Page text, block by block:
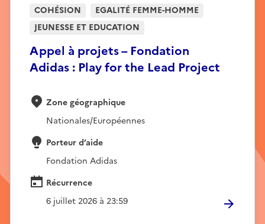
Appel à projets – Fondation
Adidas : Play for the Lead Project
COHÉSION
EGALITÉ FEMME-HOMME
JEUNESSE ET EDUCATION
Zone géographique
Nationales/Européennes
Porteur d’aide
Fondation Adidas
Récurrence
6 juillet 2026 à 23:59